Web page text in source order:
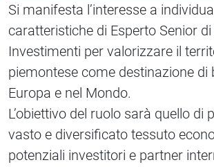
Si manifesta l’interesse a
caratteristiche di Esperto Senior
Investimenti per valorizzare il
piemontese come destinazione di
Europa e nel Mondo.
L’obiettivo del ruolo sarà quello di
vasto e diversificato tessuto
potenziali investitori e partner